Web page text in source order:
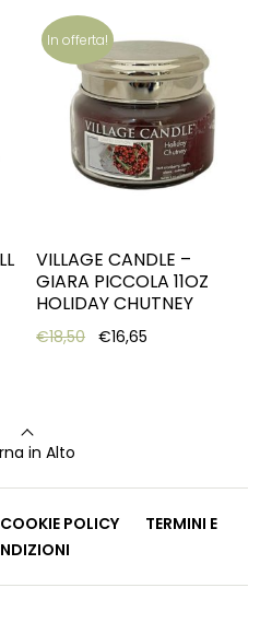
In offerta!
VILLAGE CANDLE –
GIARA PICCOLA 11OZ
HOLIDAY CHUTNEY
€18,50 Original price was:
€16,65
in Alto
COOKIE POLICY
TERMINI E